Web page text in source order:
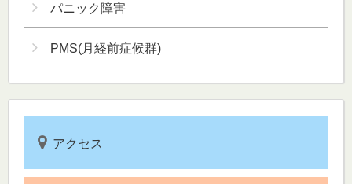
パニック障害
PMS(月経前症候群)
アクセス